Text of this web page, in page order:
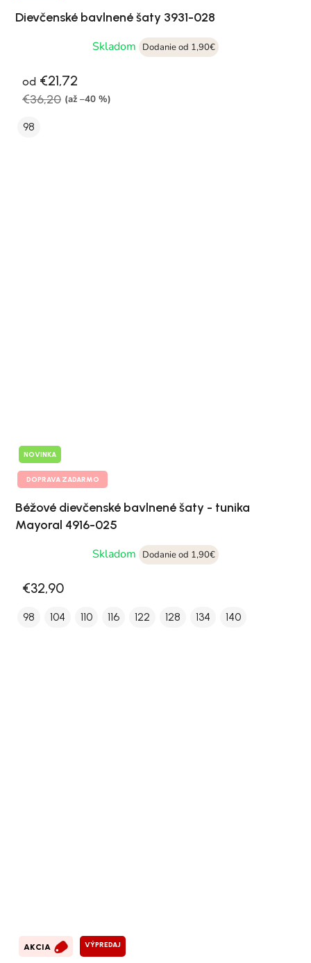
Dievčenské bavlnené šaty 3931-028
Skladom
Dodanie od 1,90€
od €21,72
€36,20 (až –40 %)
98
NOVINKA
DOPRAVA ZADARMO
Béžové dievčenské bavlnené šaty - tunika
Mayoral 4916-025
Skladom
Dodanie od 1,90€
€32,90
98 104 110 116 122 128 134 140
AKCIA VÝPREDAJ